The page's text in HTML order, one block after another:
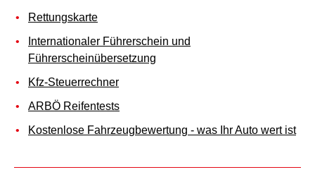
Rettungskarte
Internationaler Führerschein und
Führerscheinübersetzung
Kfz-Steuerrechner
ARBÖ Reifentests
Kostenlose Fahrzeugbewertung - was Ihr Auto wert ist